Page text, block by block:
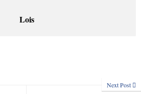
Lois
Next Post